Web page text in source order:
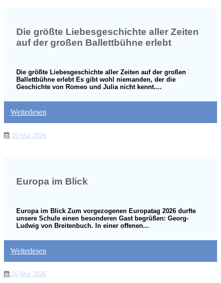
10 Mai 2026
Die größte Liebesgeschichte aller Zeiten
auf der großen Ballettbühne erlebt
Die größte Liebesgeschichte aller Zeiten auf der großen
Ballettbühne erlebt Es gibt wohl niemanden, der die
Geschichte von Romeo und Julia nicht kennt....
Weiterlesen
10 Mai 2026
Europa im Blick
Europa im Blick Zum vorgezogenen Europatag 2026 durfte
unsere Schule einen besonderen Gast begrüßen: Georg-
Ludwig von Breitenbuch. In einer offenen...
Weiterlesen